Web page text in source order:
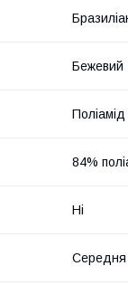
Бежевий
Поліамід
84%
Ні
Середня